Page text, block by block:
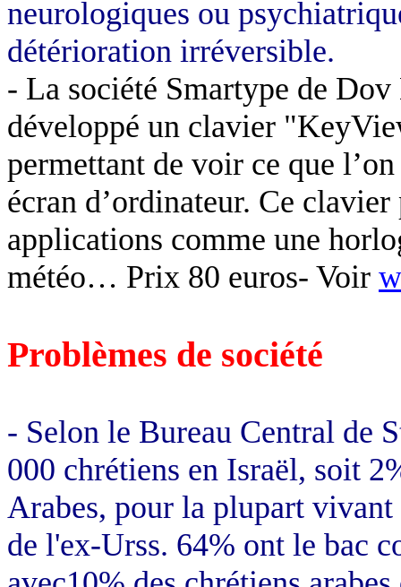
neurologiques ou
détérioration irréversible.
- La société Smartype de
développé un clavier
permettant de voir ce que
écran d’ordinateur. Ce
applications comme une
météo… Prix 80 euros- Voir
Problèmes de société
- Selon le Bureau Central de
000 chrétiens en Israël, soit
Arabes, pour la plupart vivant
de l'ex-Urss. 64% ont le bac